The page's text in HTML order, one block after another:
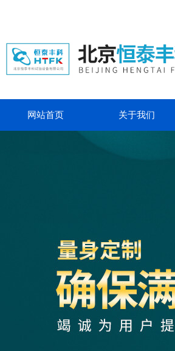
网站首页 关于我们